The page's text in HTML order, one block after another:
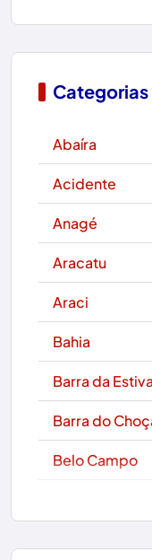
Categorias
Abaíra
Acidente
Anagé
Aracatu
Araci
Bahia
Barra da Estiva
Barra do
Belo Campo